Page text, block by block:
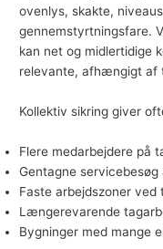
ovenlys, skakte,
gennemstyrtningsfare.
kan net og midlertidige
relevante, afhængigt af
Kollektiv sikring giver
Flere medarbejdere på
Gentagne
Faste arbejdszoner ved
Længerevarende
Bygninger med mange